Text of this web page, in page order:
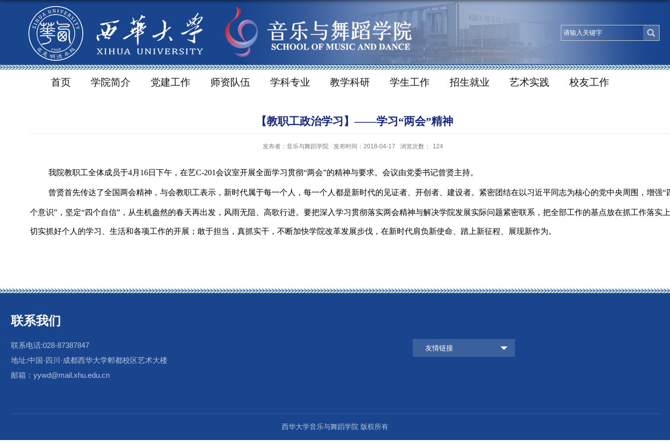
首页 学院简介 党建工作 师资队伍 学科专业 教学科研 学生工作 招生就业 艺术实践 校友工作
【教职工政治学习】——学习“两会”精神
发布者：音乐与舞蹈学院 发布时间：2018-04-17 浏览次数： 124
我院教职工全体成员于4月 16日 下午 ， 在艺C-201会议室开展全面学习贯彻“两会”的精神与要求。会议由党委书记曾贤主持。
曾贤首先传达了全国两会精神，与会教职工表示，新时代属于每一个人，每一个人都是新时代的见证者、开创者、建设者。紧密团结在以习近平同志为核心的党中央周围，增强“
个意识”，坚定“四个自信”，从生机盎然的春天再出发，风雨无阻、高歌行进。要把深入学习贯彻落实两会精神与解决学院发展实际问题紧密联系，把全部工作的基点放在抓工作落实
切实抓好个人的学习、生活和各项工作的开展；敢于担当，真抓实干，不断加快学院改革发展步伐，在新时代肩负新使命、踏上新征程、展现新作为。
联系我们
联系电话:028-87387847
地址:中国·四川·成都西华大学郫都校区艺术大楼
邮箱：yywd@mail.xhu.edu.cn
友情链接
西华大学音乐与舞蹈学院 版权所有